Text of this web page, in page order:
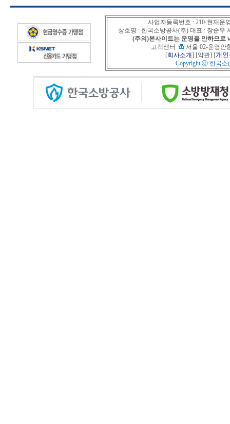
사업자등록번호 : 210-현재운
상호명 : 한국소방공사(주) 대표 : 장순우
(주의)본사이트는 운영을 안하므로
고객센터
서울 02-운영안
[회사소개] [약관] [개
Copyright ⓒ 한국소